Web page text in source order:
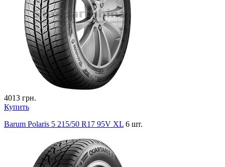
4013 грн.
Купить
Barum Polaris 5 215/50 R17 95V XL 6 шт.